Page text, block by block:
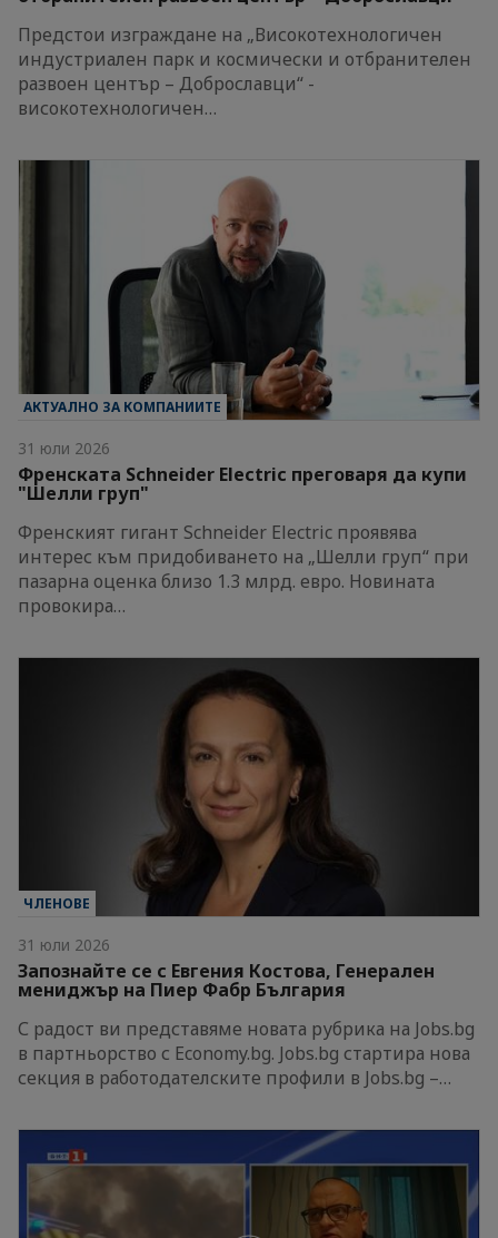
Предстои изграждане на „Високотехнологичен
индустриален парк и космически и отбранителен
развоен център – Доброславци“ -
високотехнологичен…
АКТУАЛНО ЗА КОМПАНИИТЕ
31 юли 2026
Френската Schneider Electric преговаря да купи
"Шелли груп"
Френският гигант Schneider Electric проявява
интерес към придобиването на „Шелли груп“ при
пазарна оценка близо 1.3 млрд. евро. Новината
провокира…
ЧЛЕНОВЕ
31 юли 2026
Запознайте се с Евгения Костова, Генерален
мениджър на Пиер Фабр България
С радост ви представяме новата рубрика на Jobs.bg
в партньорство с Economy.bg. Jobs.bg стартира нова
секция в работодателските профили в Jobs.bg –…